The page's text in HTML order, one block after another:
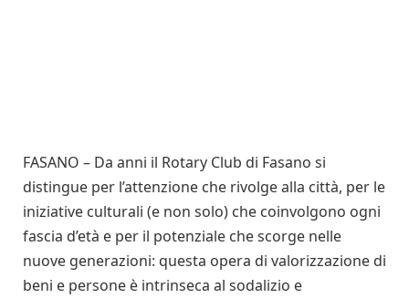
FASANO – Da anni il Rotary Club di Fasano si
distingue per l’attenzione che rivolge alla città, per le
iniziative culturali (e non solo) che coinvolgono ogni
fascia d’età e per il potenziale che scorge nelle
nuove generazioni: questa opera di valorizzazione di
beni e persone è intrinseca al sodalizio e